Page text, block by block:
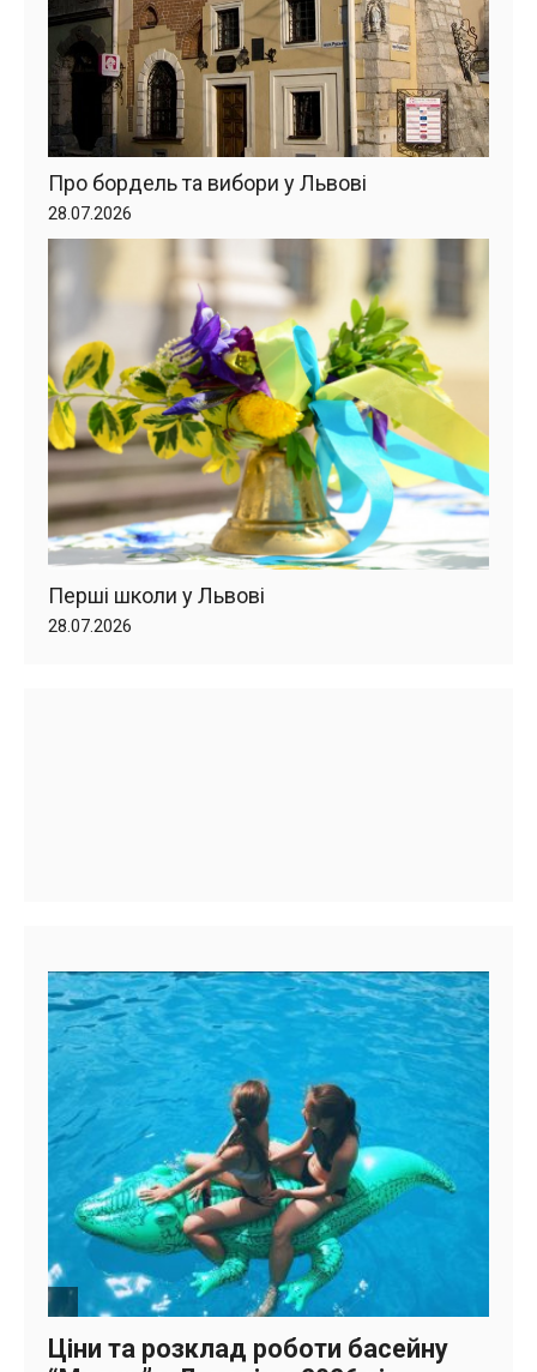
Про бордель та вибори у Львові
28.07.2026
Перші школи у Львові
28.07.2026